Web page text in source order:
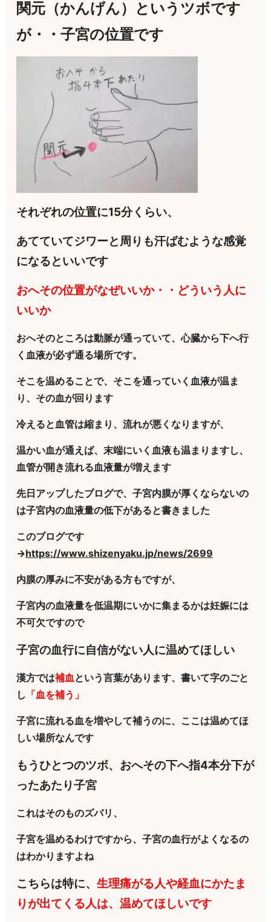
関元（かんげん）というツボです
が・・子宮の位置です
それぞれの位置に15分くらい、
あてていてジワーと周りも汗ばむような感覚
になるといいです
おへその位置がなぜいいか・・どういう人に
いいか
おへそのところは動脈が通っていて、心臓から下へ行
く血液が必ず通る場所です。
そこを温めることで、そこを通っていく血液が温ま
り、その血が回ります
冷えると血管は縮まり、流れが悪くなりますが、
温かい血が通えば、末端にいく血液も温まりますし、
血管が開き流れる血液量が増えます
先日アップしたブログで、子宮内膜が厚くならないの
は子宮内の血液量の低下があると書きました
このブログです
→https://www.shizenyaku.jp/news/2699
内膜の厚みに不安がある方もですが、
子宮内の血液量を低温期にいかに集まるかは妊娠には
不可欠ですので
子宮の血行に自信がない人に温めてほしい
漢方では補血という言葉があります、書いて字のごと
し 「血を補う」
子宮に流れる血を増やして補うのに、ここは温めてほ
しい場所なんです
もうひとつのツボ、おへその下へ指4本分下が
ったあたり子宮
これはそのものズバリ、
子宮を温めるわけですから、子宮の血行がよくなるの
はわかりますよね
こちらは特に、生理痛がる人や経血にかたま
りが出てくる人は、温めてほしいです